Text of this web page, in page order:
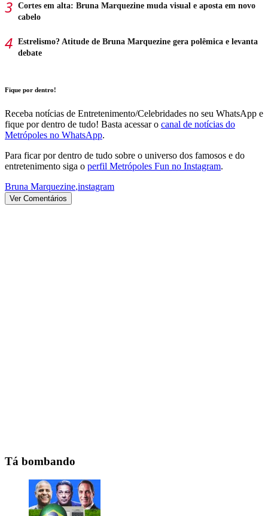
Cortes em alta: Bruna Marquezine muda visual e aposta em novo
cabelo
Estrelismo? Atitude de Bruna Marquezine gera polêmica e levanta
debate
Fique por dentro!
Receba notícias de Entretenimento/Celebridades no seu WhatsApp e
fique por dentro de tudo! Basta acessar o canal de notícias do
Metrópoles no WhatsApp.
Para ficar por dentro de tudo sobre o universo dos famosos e do
entretenimento siga o perfil Metrópoles Fun no Instagram.
Bruna Marquezine,instagram
Ver Comentários
Tá bombando